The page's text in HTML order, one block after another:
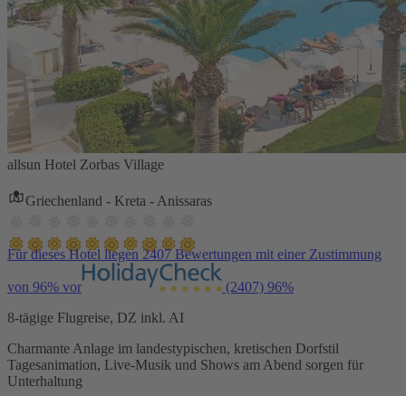
allsun Hotel Zorbas Village
Griechenland - Kreta - Anissaras
Für dieses Hotel liegen 2407 Bewertungen mit einer Zustimmung
von 96% vor (2407) 96%
8-tägige Flugreise, DZ inkl. AI
Charmante Anlage im landestypischen, kretischen Dorfstil
Tagesanimation, Live-Musik und Shows am Abend sorgen für
Unterhaltung